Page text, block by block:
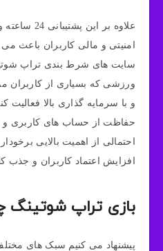
علاوه بر
امنیتی و مالی کاربران باعث
سایت های شرط بندی تراپ
ورزشی که بسیاری از
و با سرمایه گذاری بالا فعالیت
حفاظت از حساب های کاربری و
احتمالی از اهمیت بالایی
افزایش اعتماد کاربران و جذب
بازی تراپ شوتینگ
پیشنهاد می کنیم سبک های